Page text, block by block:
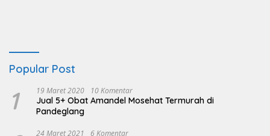
Popular Post
1 19 Maret 2020 10 Komentar
Jual 5+ Obat Amandel Mosehat Termurah di
Pandeglang
24 Maret 2021 6 Komentar